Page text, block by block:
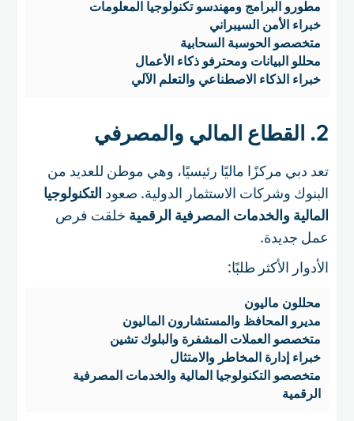
مطورو البرامج ومهندسو تكنولوجيا المعلومات
خبراء الأمن السيبراني
متخصصو الحوسبة السحابية
محللو البيانات ومحترفو ذكاء الأعمال
خبراء الذكاء الاصطناعي والتعلم الآلي
2. القطاع المالي والمصرفي
تعد دبي مركزًا ماليًا رئيسيًا، وهي موطن للعديد من
البنوك وشركات الاستثمار الدولية. صعود التكنولوجيا
المالية والخدمات المصرفية الرقمية خلقت فرص
عمل جديدة.
الأدوار الأكثر طلبًا:
محللون ماليون
مديرو المحافظ والمستشارون الماليون
متخصصو العملات المشفرة والبلوك تشين
خبراء إدارة المخاطر والامتثال
متخصصو التكنولوجيا المالية والخدمات المصرفية
الرقمية